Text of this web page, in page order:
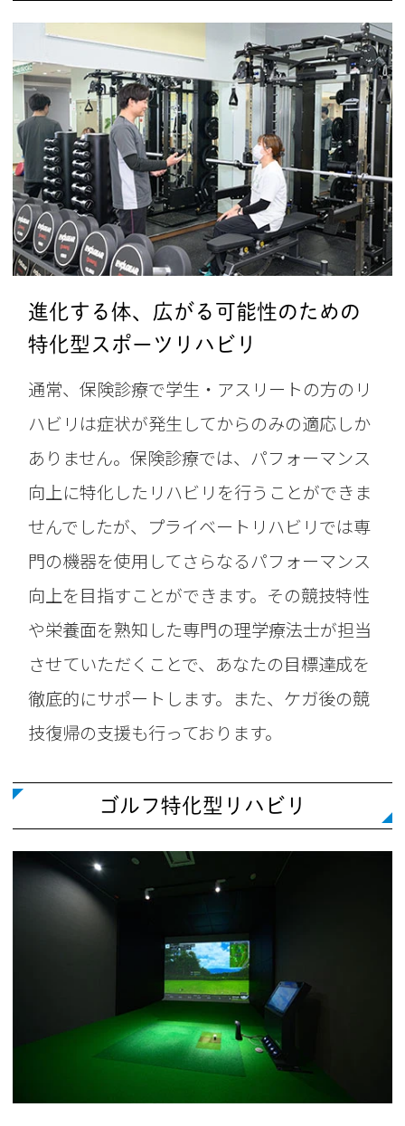
進化する体、広がる可能性のための
特化型スポーツリハビリ
通常、保険診療で学生・アスリートの方のリ
ハビリは症状が発生してからのみの適応しか
ありません。保険診療では、パフォーマンス
向上に特化したリハビリを行うことができま
せんでしたが、プライベートリハビリでは専
門の機器を使用してさらなるパフォーマンス
向上を目指すことができます。その競技特性
や栄養面を熟知した専門の理学療法士が担当
させていただくことで、あなたの目標達成を
徹底的にサポートします。また、ケガ後の競
技復帰の支援も行っております。
ゴルフ特化型リハビリ